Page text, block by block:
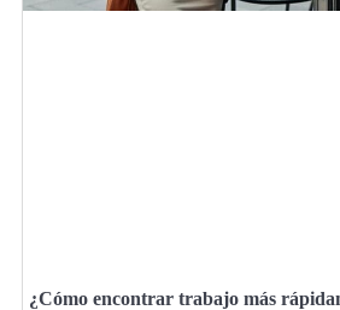
¿Cómo encontrar trabajo más